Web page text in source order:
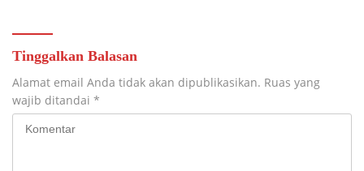
Tinggalkan Balasan
Alamat email Anda tidak akan dipublikasikan. Ruas yang
wajib ditandai *